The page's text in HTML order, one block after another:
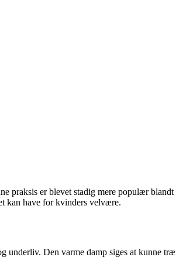
praksis er blevet stadig mere populær
kan have for kvinders velvære.
underliv. Den varme damp siges at kunne